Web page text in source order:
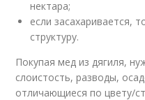
нектара;
если засахаривается,
структуру.
Покупая мед из дягиля,
слоистость, разводы,
отличающиеся по цвету/